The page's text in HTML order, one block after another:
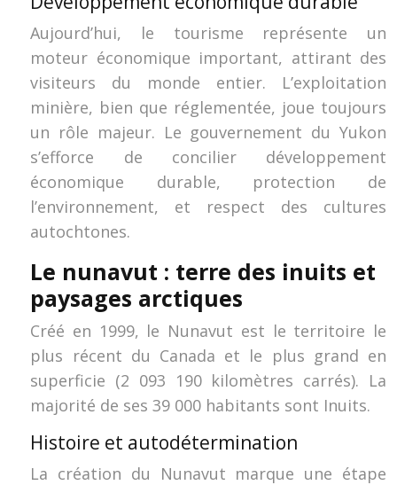
Aujourd’hui, le tourisme représente un
moteur économique important, attirant des
visiteurs du monde entier. L’exploitation
minière, bien que réglementée, joue toujours
un rôle majeur. Le gouvernement du Yukon
s’efforce de concilier développement
économique durable, protection de
l’environnement, et respect des cultures
autochtones.
Le nunavut : terre des inuits et
paysages arctiques
Créé en 1999, le Nunavut est le territoire le
plus récent du Canada et le plus grand en
superficie (2 093 190 kilomètres carrés). La
majorité de ses 39 000 habitants sont Inuits.
Histoire et autodétermination
La création du Nunavut marque une étape